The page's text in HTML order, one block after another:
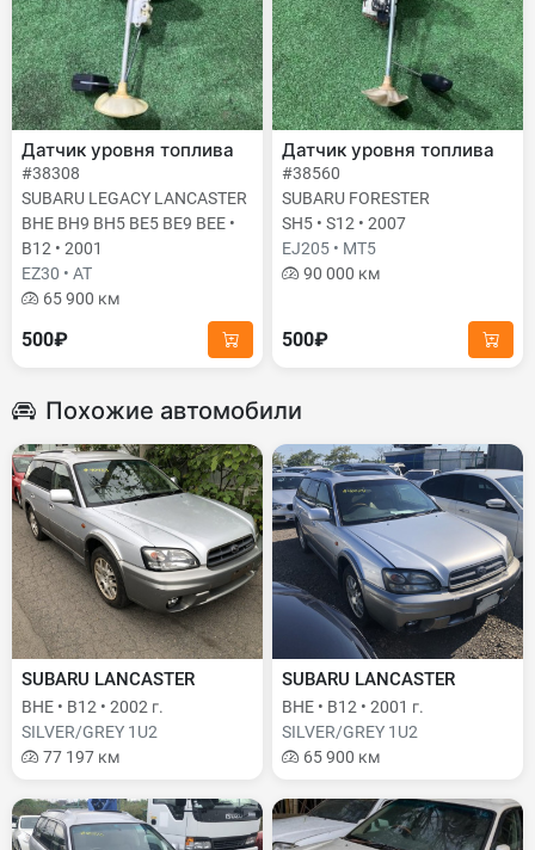
Датчик уровня топлива
#38308
SUBARU LEGACY LANCASTER
BHE BH9 BH5 BE5 BE9 BEE •
B12 • 2001
EZ30 • AT
65 900 км
500₽
Датчик уровня топлива
#38560
SUBARU FORESTER
SH5 • S12 • 2007
EJ205 • MT5
90 000 км
500₽
Похожие автомобили
SUBARU LANCASTER
BHE • B12 • 2002 г.
SILVER/GREY 1U2
77 197 км
SUBARU LANCASTER
BHE • B12 • 2001 г.
SILVER/GREY 1U2
65 900 км